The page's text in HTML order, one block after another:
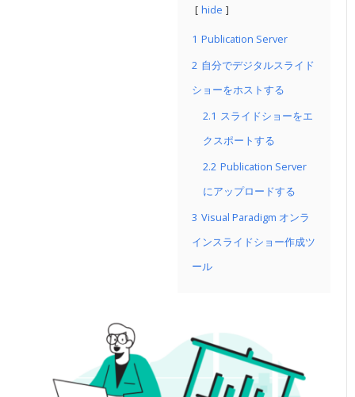
hide
1 Publication Server
2 自分でデジタルスライド
ショーをホストする
2.1 スライドショーをエ
クスポートする
2.2 Publication Server
にアップロードする
3 Visual Paradigm オンラ
インスライドショー作成ツ
ール